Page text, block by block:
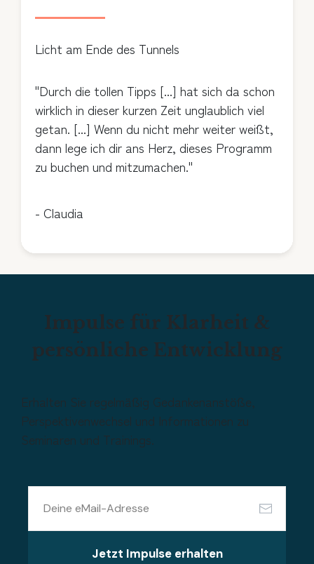
Licht am Ende des Tunnels
"Durch die tollen Tipps [...] hat sich da schon
wirklich in dieser kurzen Zeit unglaublich viel
getan. [...] Wenn du nicht mehr weiter weißt,
dann lege ich dir ans Herz, dieses Programm
zu buchen und mitzumachen."
- Claudia
Impulse für Klarheit &
persönliche Entwicklung
Erhalten Sie regelmäßig Gedankenanstöße,
Perspektivenwechsel und Informationen zu
Seminaren und Trainings.
Jetzt Impulse erhalten